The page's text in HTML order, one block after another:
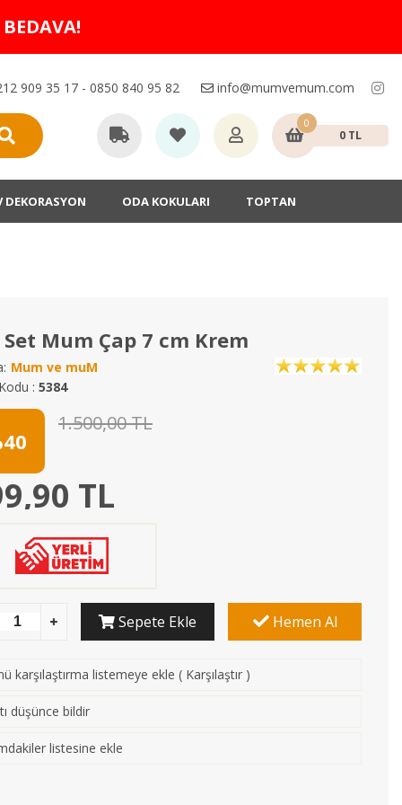
909 35 17 - 0850 840 95 82 info@mumvemum.com
0
0 TL
DEKORASYON ODA KOKULARI TOPTAN
Set Mum Çap 7 cm Krem
Mum ve muM
: 5384
1.500,00 TL
TL
Sepete Ekle Hemen Al
karşılaştırma listemeye ekle ( Karşılaştır )
düşünce bildir
listesine ekle